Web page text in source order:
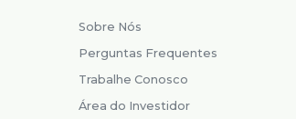
Sobre Nós
Perguntas Frequentes
Trabalhe Conosco
Área do Investidor